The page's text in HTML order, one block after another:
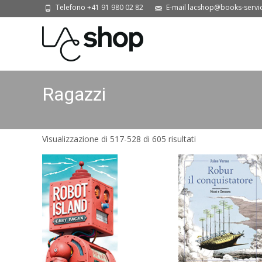
Telefono +41 91 980 02 82 E-mail lacshop@books-
Ragazzi
Visualizzazione di 517-528 di 605 risultati